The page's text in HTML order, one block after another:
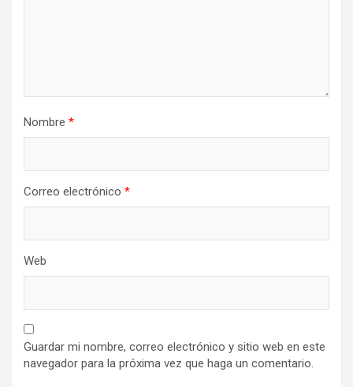
Nombre *
Correo electrónico *
Web
Guardar mi nombre, correo electrónico y sitio web en este
navegador para la próxima vez que haga un comentario.